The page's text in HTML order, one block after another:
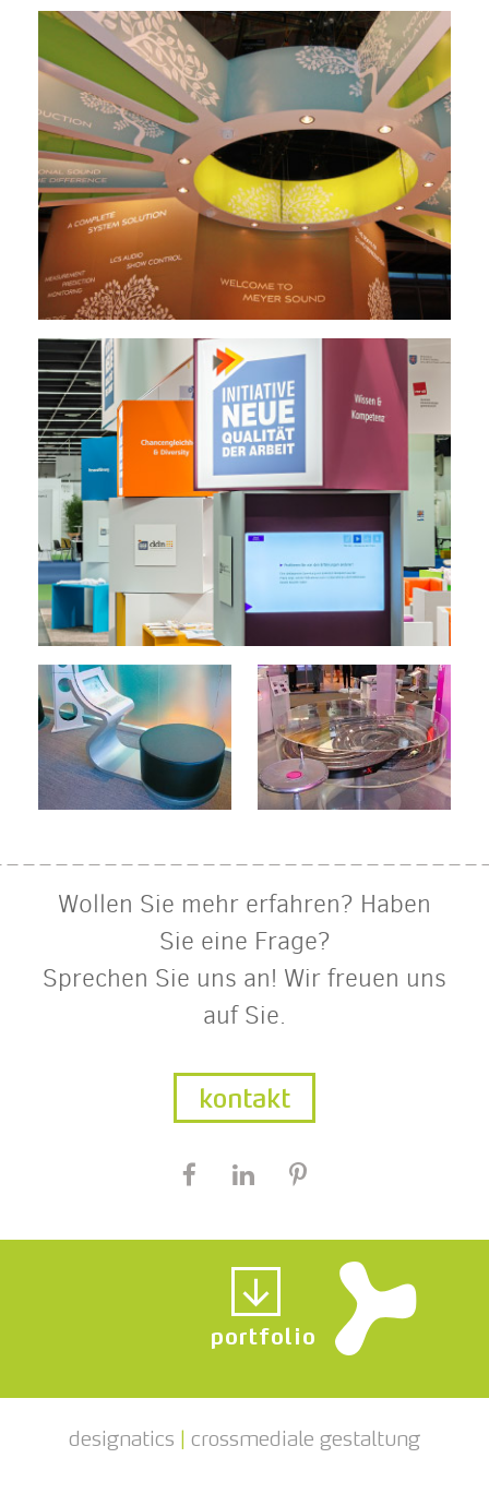
Wollen Sie mehr erfahren? Haben
Sie eine Frage?
Sprechen Sie uns an! Wir freuen uns
auf Sie.
kontakt
portfolio
designatics | crossmediale gestaltung